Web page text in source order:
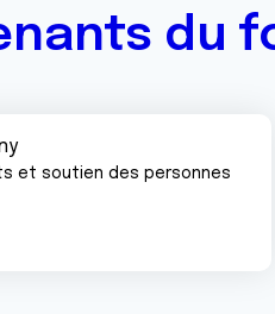
du
et soutien des personnes